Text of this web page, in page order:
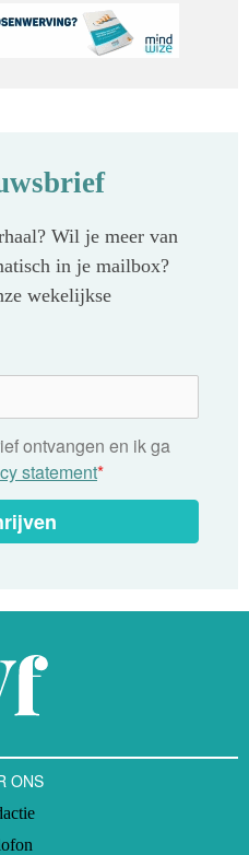
Wil je meer van
in je mailbox?
wekelijkse
ontvangen en ik ga
statement*
ONS